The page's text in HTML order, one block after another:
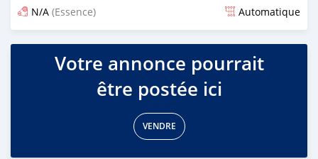
N/A (Essence) Automatique
Publié il y a environ un mois
Votre annonce pourrait
être postée ici
VENDRE